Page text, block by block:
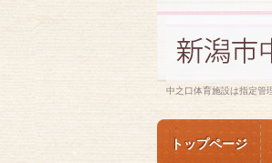
中之口体育施設は指定管
トップページ